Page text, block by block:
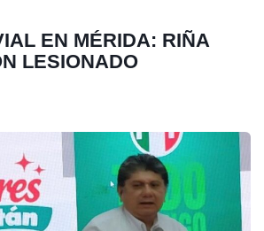
EN MÉRIDA: RIÑA
LESIONADO